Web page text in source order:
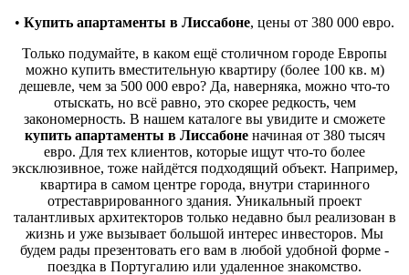
• Купить апартаменты в Лиссабоне, цены от 380 000 евро.
Только подумайте, в каком ещё столичном городе Европы
можно купить вместительную квартиру (более 100 кв. м)
дешевле, чем за 500 000 евро? Да, наверняка, можно что-то
отыскать, но всё равно, это скорее редкость, чем
закономерность. В нашем каталоге вы увидите и сможете
купить апартаменты в Лиссабоне начиная от 380 тысяч
евро. Для тех клиентов, которые ищут что-то более
эксклюзивное, тоже найдётся подходящий объект. Например,
квартира в самом центре города, внутри старинного
отреставрированного здания. Уникальный проект
талантливых архитекторов только недавно был реализован в
жизнь и уже вызывает большой интерес инвесторов. Мы
будем рады презентовать его вам в любой удобной форме -
поездка в Португалию или удаленное знакомство.